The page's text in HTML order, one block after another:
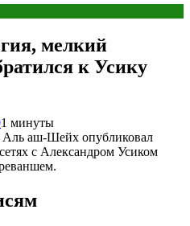
мелкий
к Усику
1 минуты
Аль аш-Шейх опубликовал
с Александром Усиком